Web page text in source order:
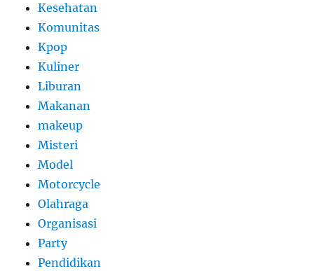
Kesehatan
Komunitas
Kpop
Kuliner
Liburan
Makanan
makeup
Misteri
Model
Motorcycle
Olahraga
Organisasi
Party
Pendidikan